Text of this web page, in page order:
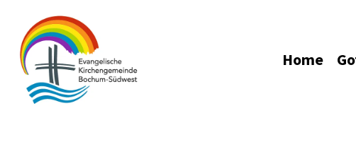
Home